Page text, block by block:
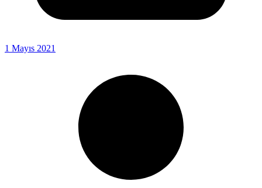
1 Mayıs 2021